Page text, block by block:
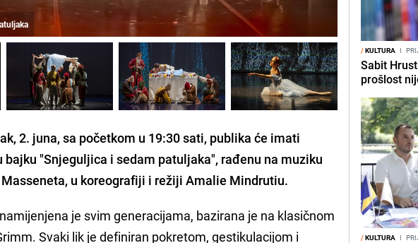
2. juna, sa početkom u 19:30 sati, publika će imati
"Snjeguljica i sedam patuljaka", rađenu na muziku
u koreografiji i režiji Amalie Mindrutiu.
je svim generacijama, bazirana je na klasičnom
Svaki lik je definiran pokretom, gestikulacijom i
/KULTURA I
Sabit
prošlost
/KULTURA I